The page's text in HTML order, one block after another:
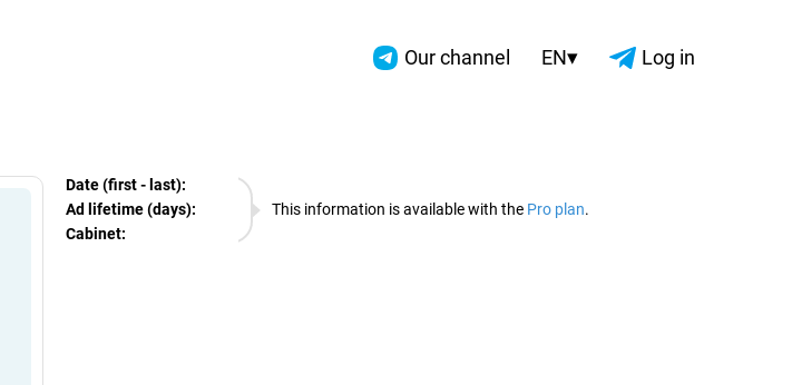
Our channel EN▾ Log in
This information is available with the Pro plan.
Date (first - last):
08.08.2026
Ad lifetime (days):
Cabinet:
EURO